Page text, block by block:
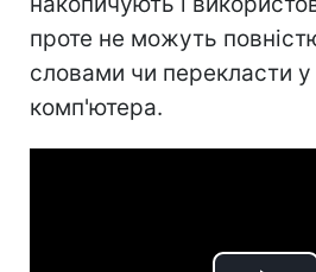
проте не можуть
словами чи перекласти
комп'ютера.